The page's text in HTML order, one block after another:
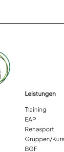
Leistungen
Training
EAP
Rehasport
Gruppen/
BGF